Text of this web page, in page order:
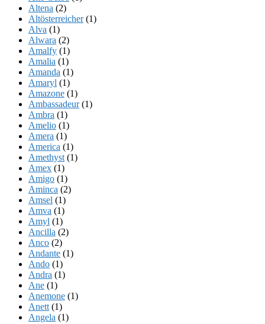
Altena (2)
Altösterreicher(1)
Alva (1)
Alwara (2)
Amalfy (1)
Amalia (1)
Amanda (1)
Amaryl (1)
Amazone (1)
Ambassadeur(1)
Ambra (1)
Amelio (1)
Amera (1)
America (1)
Amethyst (1)
Amex (1)
Amigo (1)
Aminca (2)
Amsel (1)
Amva (1)
Amyl (1)
Ancilla (2)
Anco (2)
Andante (1)
Ando (1)
Andra (1)
Ane (1)
Anemone (1)
Anett (1)
Angela (1)